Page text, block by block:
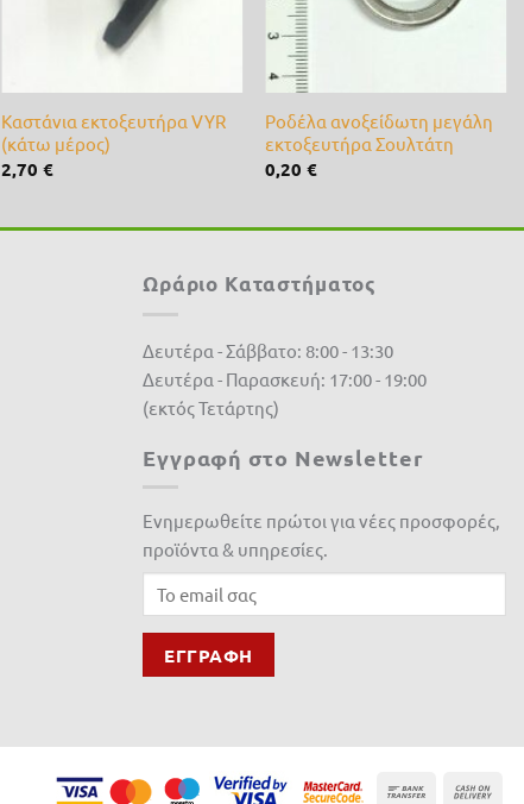
Καστάνια εκτοξευτήρα VYR
(κάτω μέρος)
2,70€
+
Ροδέλα ανοξείδωτη μεγάλη
εκτοξευτήρα Σουλτάτη
0,20€
Ωράριο Καταστήματος
Δευτέρα - Σάββατο: 8:00 - 13:30
Δευτέρα - Παρασκευή: 17:00 - 19:00
(εκτός Τετάρτης)
Εγγραφή στο Newsletter
Ενημερωθείτε πρώτοι για νέες προσφορές,
προϊόντα & υπηρεσίες.